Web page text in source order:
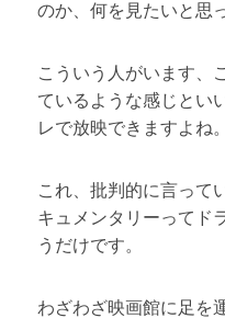
のか、何を見たいと思
こういう人がいます、
ているような感じとい
レで放映できますよね。
これ、批判的に言って
キュメンタリーってド
うだけです。
わざわざ映画館に足を